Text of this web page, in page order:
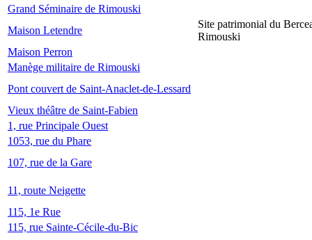
Grand Séminaire de Rimouski
Maison Letendre
Site patrimonial du
Rimouski
Maison Perron
Manège militaire de Rimouski
Pont couvert de Saint-Anaclet-de-Lessard
Vieux théâtre de Saint-Fabien
1, rue Principale Ouest
1053, rue du Phare
107, rue de la Gare
11, route Neigette
115, 1e Rue
115, rue Sainte-Cécile-du-Bic